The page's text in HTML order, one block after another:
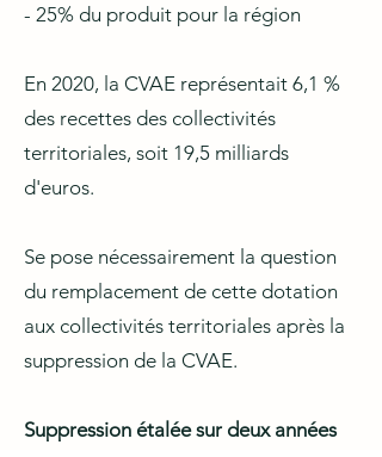
- 25% du produit pour la région
En 2020, la CVAE représentait 6,1 %
des recettes des collectivités
territoriales, soit 19,5 milliards
d'euros.
Se pose nécessairement la question
du remplacement de cette dotation
aux collectivités territoriales après la
suppression de la CVAE.
Suppression étalée sur deux années